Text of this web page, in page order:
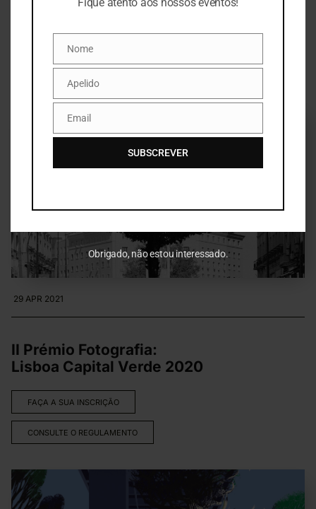
Prémio Fotografia: Lisboa Capital Verde
CONSULTE O REGULAMENTO
29 APR 2021
II Prémio Fotografia:
Lisboa Capital Verde 2020
FAÇA A SUA INSCRIÇÃO
CONSULTE O REGULAMENTO
Nome
Nome
Apelido
Apelido
Email
Email
SUBSCREVER
Obrigado, não estou interessado.